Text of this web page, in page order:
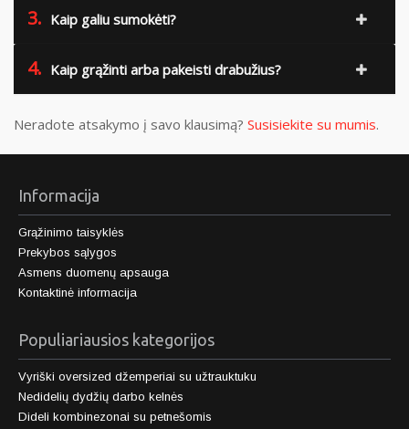
3. Kaip galiu sumokėti?
4. Kaip grąžinti arba pakeisti drabužius?
Neradote atsakymo į savo klausimą? Susisiekite su mumis.
Informacija
Grąžinimo taisyklės
Prekybos sąlygos
Asmens duomenų apsauga
Kontaktinė informacija
Populiariausios kategorijos
Vyriški oversized džemperiai su užtrauktuku
Nedidelių dydžių darbo kelnės
Dideli kombinezonai su petnešomis